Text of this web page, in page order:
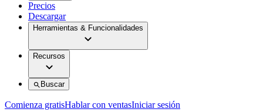
Precios
Descargar
Herramientas & Funcionalidades
Recursos
Buscar
Comienza gratisHablar con ventasIniciar sesión